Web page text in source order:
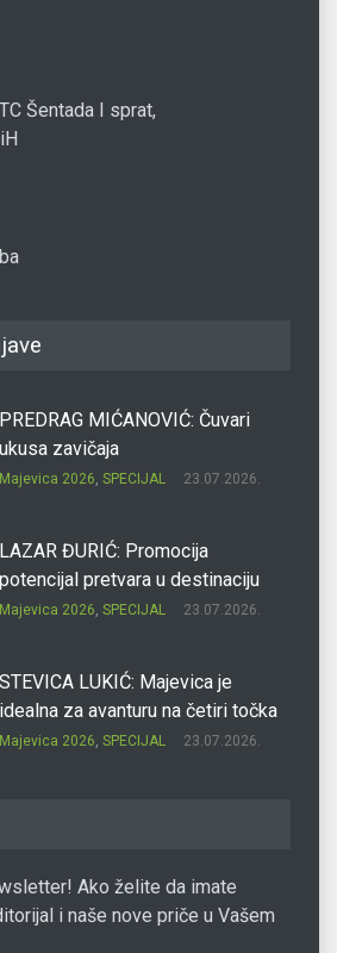
Šentada I sprat,
PREDRAG MIĆANOVIĆ: Čuvari
ukusa zavičaja
Majevica 2026, SPECIJAL 23.07.2026.
LAZAR ĐURIĆ: Promocija
potencijal pretvara u destinaciju
Majevica 2026, SPECIJAL 23.07.2026.
STEVICA LUKIĆ: Majevica je
idealna za avanturu na četiri točka
Majevica 2026, SPECIJAL 23.07.2026.
Ako želite da imate
i naše nove priče u Vašem